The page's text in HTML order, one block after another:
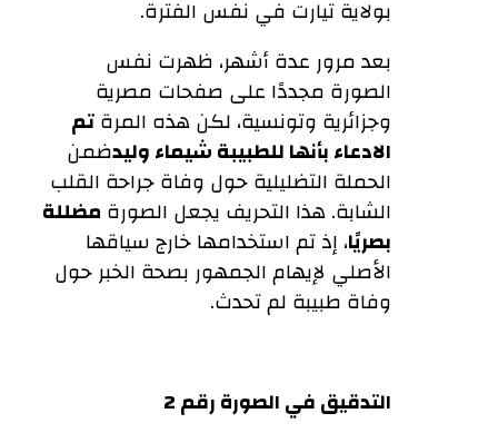
بولاية تيارت في نفس الفترة.
بعد مرور عدة أشهر، ظهرت نفس
الصورة مجددًا على صفحات مصرية
وجزائرية وتونسية، لكن هذه المرةتم
الادعاء بأنها للطبيبة شيماء وليدضمن
الحملة التضليلية حول وفاة جراحة القلب
الشابة. هذا التحريف يجعل الصورة مضللة
بصريًا، إذ تم استخدامها خارج سياقها
الأصلي لإيهام الجمهور بصحة الخبر حول
وفاة طبيبة لم تحدث.
التدقيق في الصورة رقم 2